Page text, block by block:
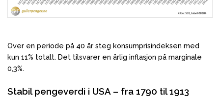
Over en periode på 40 år steg konsumprisindeksen med
kun 11% totalt. Det tilsvarer en årlig inflasjon på marginale
0,3%.
Stabil pengeverdi i USA – fra 1790 til 1913